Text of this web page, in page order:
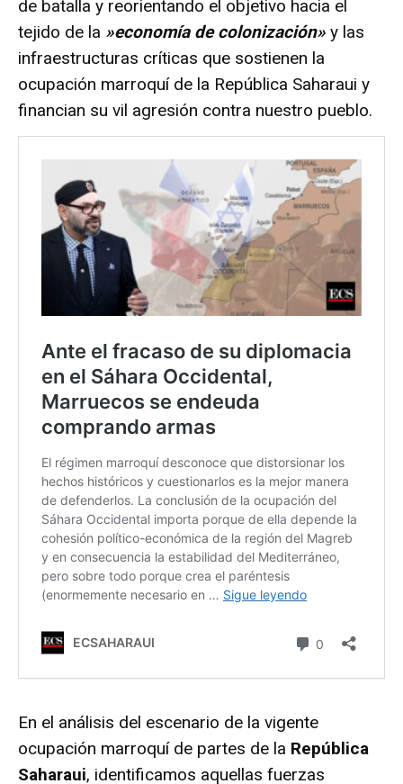
de batalla y reorientando el objetivo hacia el
tejido de la »economía de colonización» y las
infraestructuras críticas que sostienen la
ocupación marroquí de la República Saharaui y
financian su vil agresión contra nuestro pueblo.
En el análisis del escenario de la vigente
ocupación marroquí de partes de la República
Saharaui, identificamos aquellas fuerzas